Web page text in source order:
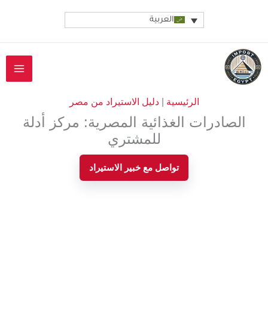
العربية
الرئيسية |دليل الاستيراد من مصر
الصادرات الغذائية المصرية: مركز أدلة
للمشتري
تواصل مع خبير الاستيراد